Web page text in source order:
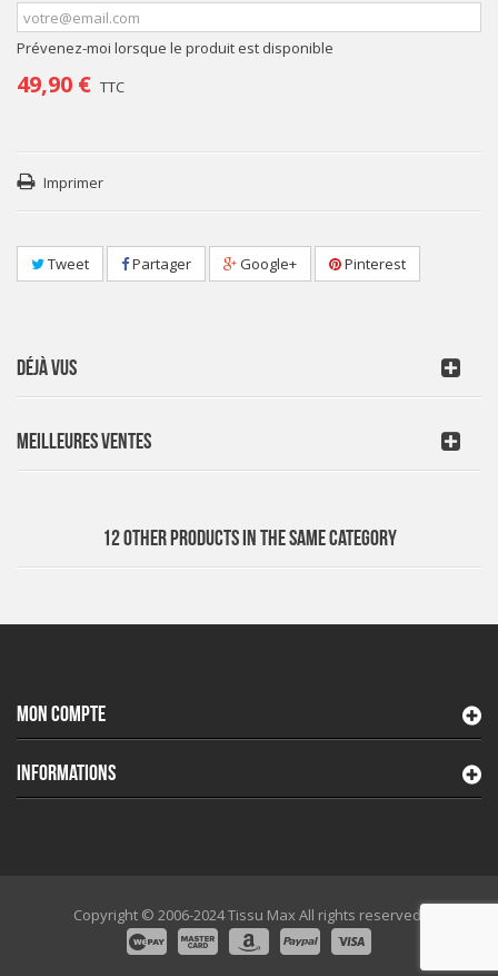
Prévenez-moi lorsque le produit est disponible
49,90 € TTC
Imprimer
Tweet Partager Google+ Pinterest
DÉJÀ VUS
MEILLEURES VENTES
12 OTHER PRODUCTS IN THE SAME CATEGORY
MON COMPTE
INFORMATIONS
Copyright © 2006-2024 Tissu Max All rights reserved.